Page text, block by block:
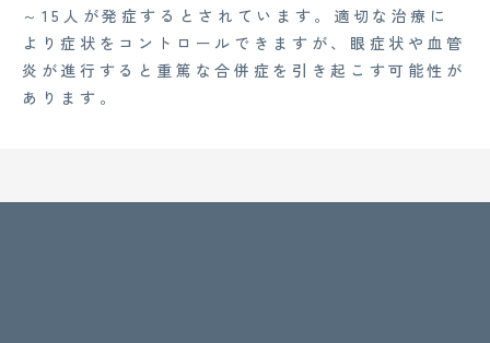
～15人が発症するとされています。適切な治療に
より症状をコントロールできますが、眼症状や血管
炎が進行すると重篤な合併症を引き起こす可能性が
あります。